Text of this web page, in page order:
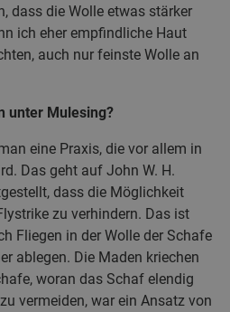
dass die Wolle etwas stärker
ich eher empfindliche Haut
auch nur feinste Wolle an
unter Mulesing?
eine Praxis, die vor allem in
Das geht auf John W. H.
dass die Möglichkeit
zu verhindern. Das ist
Fliegen in der Wolle der Schafe
ablegen. Die Maden kriechen
woran das Schaf elendig
vermeiden, war ein Ansatz von